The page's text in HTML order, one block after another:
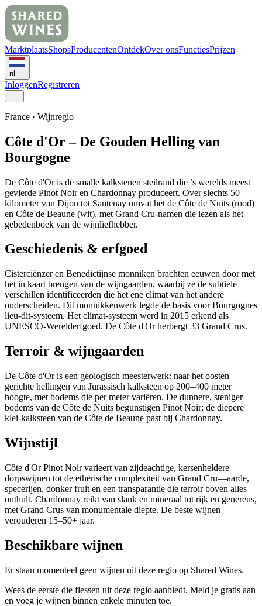
MarktplaatsShopsProducentenOntdekOver onsFunctiesPrijzen
nl
InloggenRegistreren
France · Wijnregio
Côte d'Or – De Gouden Helling van
Bourgogne
De Côte d'Or is de smalle kalkstenen steilrand die ’s werelds meest
gevierde Pinot Noir en Chardonnay produceert. Over slechts 50
kilometer van Dijon tot Santenay omvat het de Côte de Nuits (rood)
en Côte de Beaune (wit), met Grand Cru-namen die lezen als het
gebedenboek van de wijnliefhebber.
Geschiedenis & erfgoed
Cisterciënzer en Benedictijnse monniken brachten eeuwen door met
het in kaart brengen van de wijngaarden, waarbij ze de subtiele
verschillen identificeerden die het ene climat van het andere
onderscheiden. Dit monnikkenwerk legde de basis voor Bourgognes
lieu-dit-systeem. Het climat-systeem werd in 2015 erkend als
UNESCO-Werelderfgoed. De Côte d'Or herbergt 33 Grand Crus.
Terroir & wijngaarden
De Côte d'Or is een geologisch meesterwerk: naar het oosten
gerichte hellingen van Jurassisch kalksteen op 200–400 meter
hoogte, met bodems die per meter variëren. De dunnere, steniger
bodems van de Côte de Nuits begunstigen Pinot Noir; de diepere
klei-kalksteen van de Côte de Beaune past bij Chardonnay.
Wijnstijl
Côte d'Or Pinot Noir varieert van zijdeachtige, kersenheldere
dorpswijnen tot de etherische complexiteit van Grand Cru—aarde,
specerijen, donker fruit en een transparantie die terroir boven alles
onthult. Chardonnay reikt van slank en mineraal tot rijk en genereus,
met Grand Crus van monumentale diepte. De beste wijnen
verouderen 15–50+ jaar.
Beschikbare wijnen
Er staan momenteel geen wijnen uit deze regio op Shared Wines.
Wees de eerste die flessen uit deze regio aanbiedt. Meld je gratis aan
en voeg je wijnen binnen enkele minuten toe.